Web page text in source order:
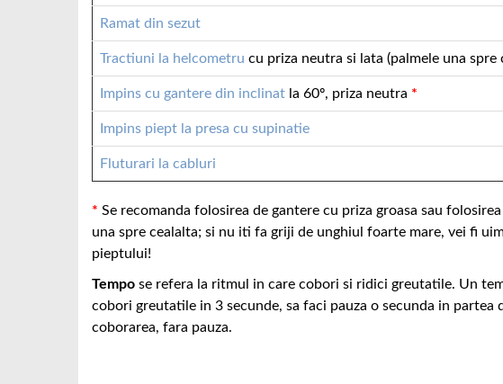
Ramat din sezut
Tractiuni la helcometru cu priza neutra si lata (palmele una spre
Impins cu gantere din inclinat la 60º, priza neutra *
Impins piept la presa cu supinatie
Fluturari la cabluri
* Se recomanda folosirea de gantere cu priza groasa sau
una spre cealalta; si nu iti fa griji de unghiul foarte mare, vei fi
pieptului!
Tempo se refera la ritmul in care cobori si ridici greutatile. Un
cobori greutatile in 3 secunde, sa faci pauza o secunda in
coborarea, fara pauza.